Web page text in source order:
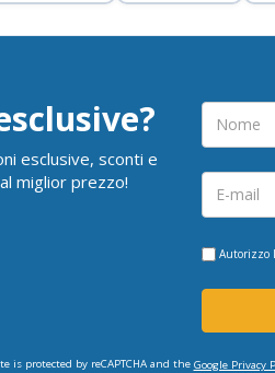
esclusive, sconti e
miglior prezzo!
Autorizzo
is protected by reCAPTCHA and the Google Privacy